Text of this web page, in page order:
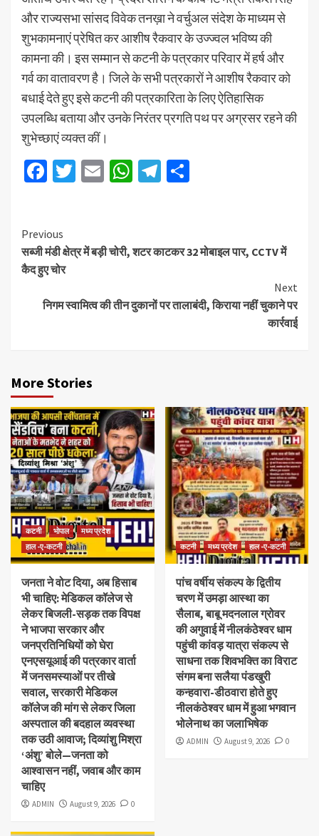
और राज्यसभा सांसद विवेक तनख़ा ने वर्चुअल संदेश के माध्यम से
शुभकामनाएं प्रेषित कर आशीष रैकवार के उज्ज्वल भविष्य की
कामना की। इस सम्मान से कटनी के पत्रकार परिवार में हर्ष और
गर्व का वातावरण है। जिले के सभी पत्रकारों ने आशीष रैकवार को
बधाई देते हुए इसे कटनी की पत्रकारिता के लिए ऐतिहासिक
उपलब्धि बताया और उनके निरंतर प्रगति पथ पर अग्रसर रहने की
शुभेच्छाएं व्यक्त कीं।
Facebook
Twitter
EmailWhatsApp
Telegram
Previous
सब्जी मंडी क्षेत्र में बड़ी चोरी, शटर काटकर 32 मोबाइल पार, CCTV में
कैद हुए चोर
Next
निगम स्वामित्व की तीन दुकानों पर तालाबंदी, किराया नहीं चुकाने पर
कार्रवाई
More Stories
कटनी भोपाल
मध्य प्रदेश
हाल -ए-कटनी
जनता ने वोट दिया, अब हिसाब
भी चाहिए: मेडिकल कॉलेज से
लेकर बिजली-सड़क तक विपक्ष
ने भाजपा सरकार और
जनप्रतिनिधियों को घेरा
एनएसयूआई की पत्रकार वार्ता
में जनसमस्याओं पर तीखे
सवाल, सरकारी मेडिकल
कॉलेज की मांग से लेकर जिला
अस्पताल की बदहाल व्यवस्था
तक उठी आवाज; दिव्यांशु मिश्रा
‘अंशु’ बोले—जनता को
आश्वासन नहीं, जवाब और काम
चाहिए
ADMIN August 9, 2026 0
कटनी मध्य प्रदेश हाल -ए-कटनी
पांच वर्षीय संकल्प के द्वितीय
चरण में उमड़ा आस्था का
सैलाब, बाबू मदनलाल ग्रोवर
की अगुवाई में नीलकंठेश्वर धाम
पहुंची कांवड़ यात्रा संकल्प से
साधना तक शिवभक्ति का विराट
संगम बना सलैया पंडखुरी
कन्हवारा-डीठवारा होते हुए
नीलकंठेश्वर धाम में हुआ भगवान
भोलेनाथ का जलाभिषेक
ADMIN August 9, 2026 0